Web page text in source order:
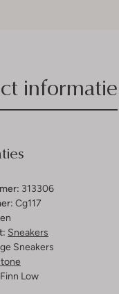
informatie
313306
Cg117
Sneakers
Sneakers
Low